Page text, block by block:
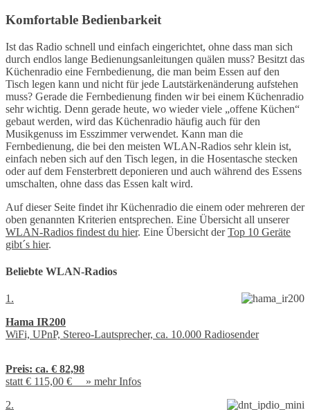
Komfortable Bedienbarkeit
Ist das Radio schnell und einfach eingerichtet, ohne dass man sich
durch endlos lange Bedienungsanleitungen quälen muss? Besitzt das
Küchenradio eine Fernbedienung, die man beim Essen auf den
Tisch legen kann und nicht für jede Lautstärkenänderung aufstehen
muss? Gerade die Fernbedienung finden wir bei einem Küchenradio
sehr wichtig. Denn gerade heute, wo wieder viele „offene Küchen“
gebaut werden, wird das Küchenradio häufig auch für den
Musikgenuss im Esszimmer verwendet. Kann man die
Fernbedienung, die bei den meisten WLAN-Radios sehr klein ist,
einfach neben sich auf den Tisch legen, in die Hosentasche stecken
oder auf dem Fensterbrett deponieren und auch während des Essens
umschalten, ohne dass das Essen kalt wird.
Auf dieser Seite findet ihr Küchenradio die einem oder mehreren der
oben genannten Kriterien entsprechen. Eine Übersicht all unserer
WLAN-Radios findest du hier. Eine Übersicht derTop 10 Geräte
gibt´s hier.
Beliebte WLAN-Radios
1.
Hama IR200
WiFi, UPnP, Stereo-Lautsprecher, ca. 10.000 Radiosender
Preis: ca. € 82,98
statt € 115,00 € » mehr Infos
2.